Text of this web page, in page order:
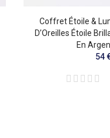
Coffret Étoile &
D’Oreilles Étoile
En
54